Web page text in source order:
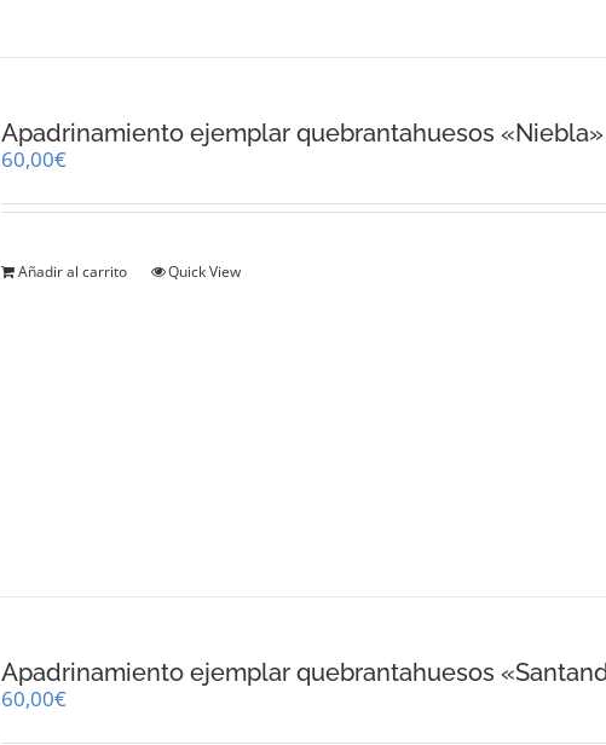
Apadrinamiento ejemplar quebrantahuesos «Niebla»
60,00€
Añadir al carrito Quick View
Apadrinamiento ejemplar quebrantahuesos
60,00€